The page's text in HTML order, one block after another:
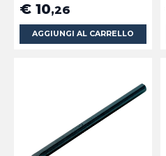
€ 10,26
AGGIUNGI AL CARRELLO